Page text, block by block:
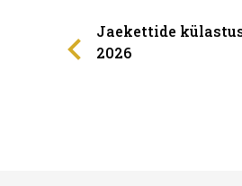
Jaekettide
2026